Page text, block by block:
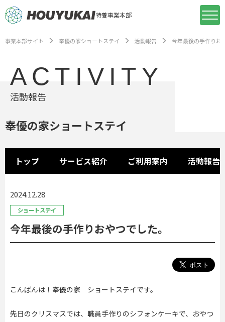
特養事業本部
事業本部サイト 奉優の家ショートステイ 活動報告 今年最後の手作りお
ACTIVITY
活動報告
奉優の家ショートステイ
トップ サービス紹介 ご利用案内 活動報告
2024.12.28
ショートステイ
今年最後の手作りおやつでした。
こんばんは！奉優の家 ショートステイです。
先日のクリスマスでは、職員手作りのシフォンケーキで、おやつ